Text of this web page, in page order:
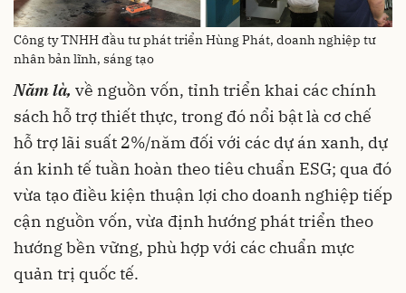
Công ty TNHH đầu tư phát triển Hùng Phát, doanh nghiệp tư
nhân bản lĩnh, sáng tạo
Năm là, về nguồn vốn, tỉnh triển khai các chính
sách hỗ trợ thiết thực, trong đó nổi bật là cơ chế
hỗ trợ lãi suất 2%/năm đối với các dự án xanh, dự
án kinh tế tuần hoàn theo tiêu chuẩn ESG; qua đó
vừa tạo điều kiện thuận lợi cho doanh nghiệp tiếp
cận nguồn vốn, vừa định hướng phát triển theo
hướng bền vững, phù hợp với các chuẩn mực
quản trị quốc tế.